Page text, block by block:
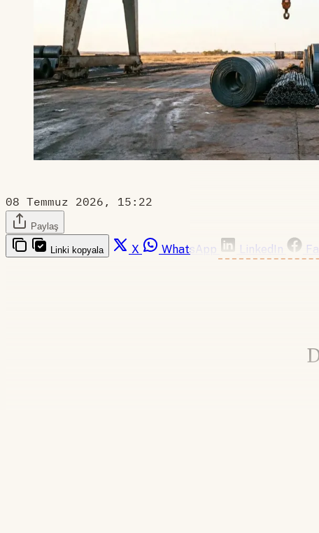
08 Temmuz 2026, 15:22
Paylaş
Linki kopyala X WhatsApp LinkedIn